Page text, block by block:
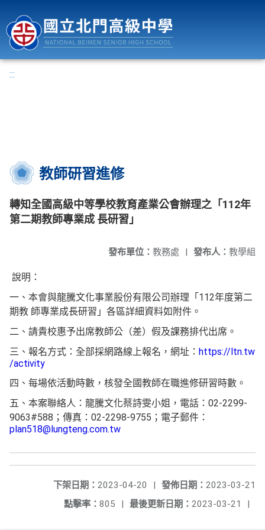
:::
教師研習進修
轉知全國高級中等學校教育產業公會辦理之「112年
第二期教師專業成 長研習」
發布人： 教學組
發布單位： 教務處 |
說明：
一、本會與龍騰文化事業股份有限公司辦理「112年度第二
期教 師專業成長研習」各區詳細資料如附件。
二、請貴校惠予出席教師公（差）假及課務排代出席。
三、報名方式：全部採網路線上報名，網址： https://ltn.tw
/activity
四、每場依活動時數，核發全國教師在職進修研習時數。
五、本案聯絡人：龍騰文化蔡詩雯小姐，電話：02-2299-
9063#588；傳真：02-2298-9755；電子郵件：
plan518@lungteng.com.tw
發佈日期： 2023-03-21
下架日期： 2023-04-20
|
最後更新日期： 2023-03-21 |
點擊率： 805 |